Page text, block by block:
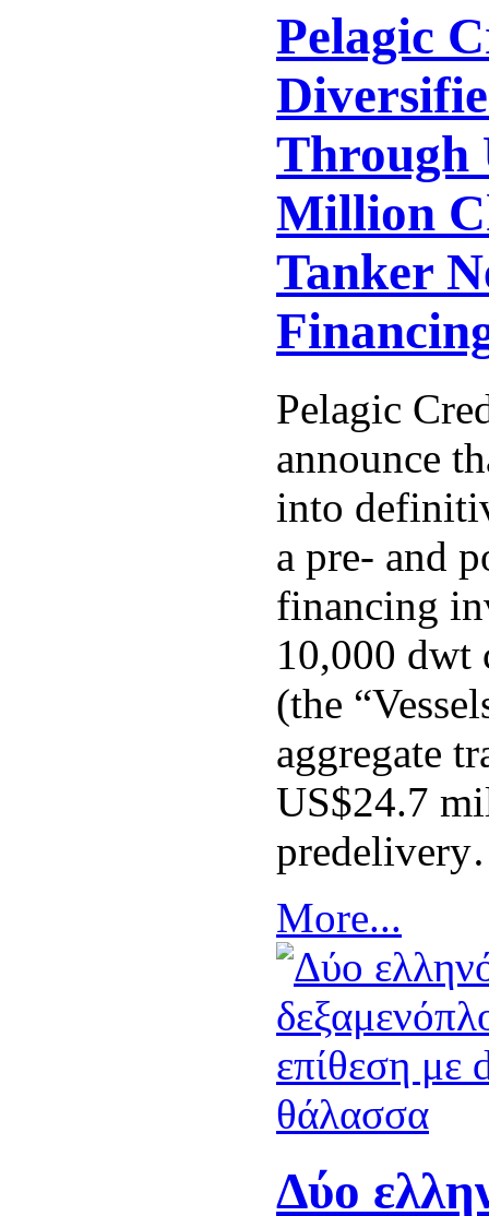
Pelagic
Through
Million
Tanker
Pelagic
announce
into
a pre- and
financing
10,000 dwt
(the
aggregate
US$24.7
More...
Δύο